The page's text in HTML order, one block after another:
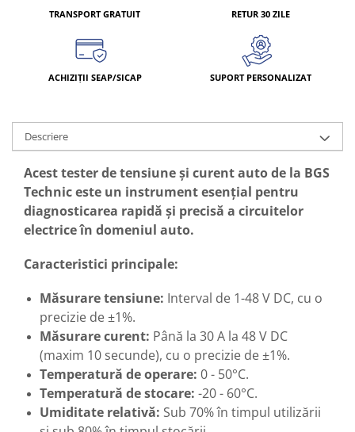
TRANSPORT GRATUIT RETUR 30 ZILE
ACHIZIȚII SEAP/SICAP SUPORT PERSONALIZAT
Descriere
Acest tester de tensiune și curent auto de la BGS
Technic este un instrument esențial pentru
diagnosticarea rapidă și precisă a circuitelor
electrice în domeniul auto.
Caracteristici principale:
Măsurare tensiune: Interval de 1-48 V DC, cu o
precizie de ±1%.
Măsurare curent: Până la 30 A la 48 V DC
(maxim 10 secunde), cu o precizie de ±1%.
Temperatură de operare: 0 - 50°C.
Temperatură de stocare: -20 - 60°C.
Umiditate relativă: Sub 70% în timpul utilizării